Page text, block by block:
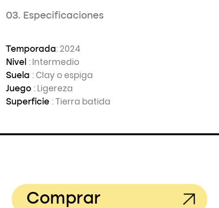
03. Especificaciones
Temporada: 2024
Nivel : Intermedio
Suela : Clay o espiga
Juego : Ligereza
Superficie : Tierra batida
Comprar